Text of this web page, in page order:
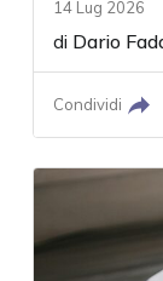
14 Lug 2026
di Dario
Condividi